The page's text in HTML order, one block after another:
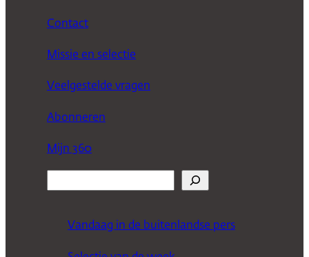
Contact
Missie en selectie
Veelgestelde vragen
Abonneren
Mijn 360
Vandaag in de buitenlandse pers